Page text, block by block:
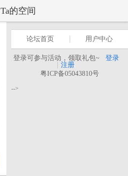
Ta的空间
论坛首页 用户中心
登录可参与活动，领取礼包~
登录
注册
粤ICP备05043810号
-->